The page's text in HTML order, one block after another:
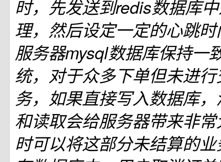
时，先发送到redis数据库
理，然后设定一定的心跳
服务器mysql数据库保持一
统，对于众多下单但未进
务，如果直接写入数据库
和读取会给服务器带来非
时可以将这部分未结算的